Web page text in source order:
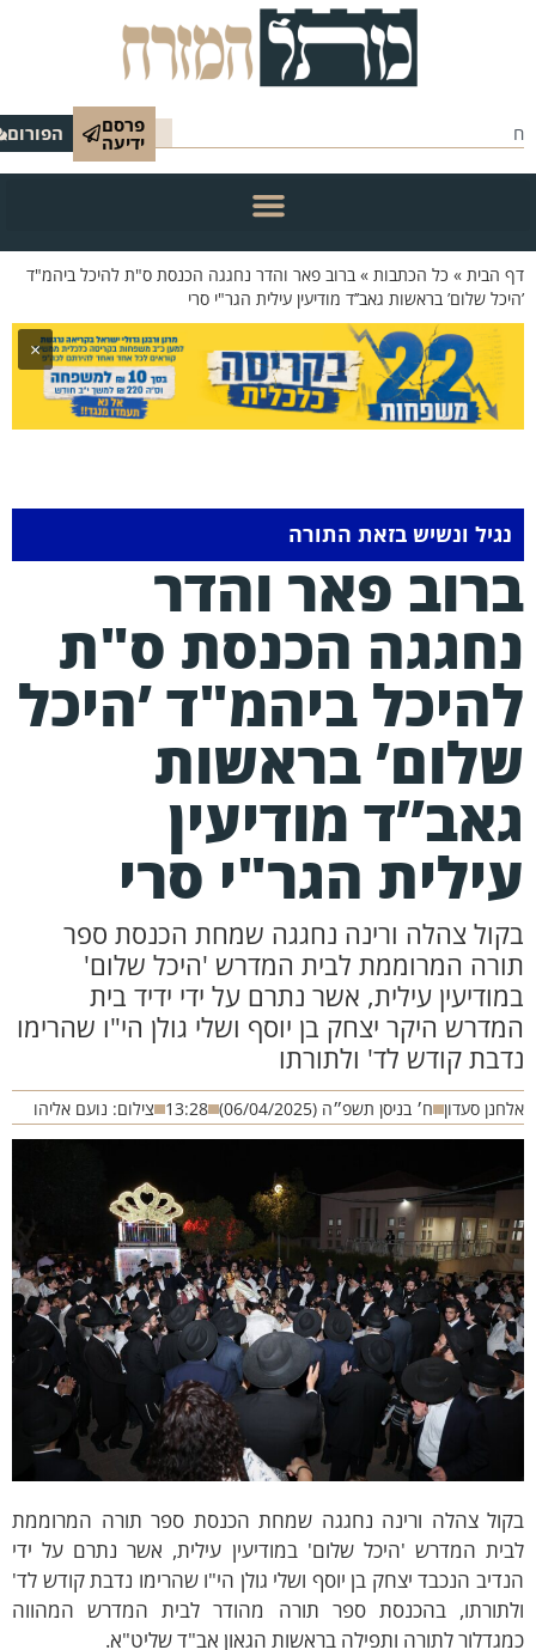
פרסם
ידיעה הפורום
הבית»כל הכתבות»ברוב פאר והדר נחגגה הכנסת ס"ת להיכל ביהמ"ד
שלום’ בראשות גאב’’ד מודיעין עילית הגר"י סרי
×
נגיל ונשיש בזאת התורה
פאר והדר
הכנסת ס"ת
ביהמ"ד ’היכל
בראשות
מודיעין
הגר"י סרי
צהלה ורינה נחגגה שמחת הכנסת ספר
המרוממת לבית המדרש 'היכל שלום'
עילית, אשר נתרם על ידי ידיד בית
היקר יצחק בן יוסף ושלי גולן הי"ו שהרימו
קודש לד' ולתורתו
סעדון ח׳ בניסן תשפ״ה (06/04/2025) 13:28 צילום: נועם אליהו
צהלה ורינה נחגגה שמחת הכנסת ספר תורה המרוממת
המדרש 'היכל שלום' במודיעין עילית, אשר נתרם על ידי
הנכבד יצחק בן יוסף ושלי גולן הי"ו שהרימו נדבת קודש לד'
בהכנסת ספר תורה מהודר לבית המדרש המהווה
לתורה ותפילה בראשות הגאון אב"ד שליט"א.